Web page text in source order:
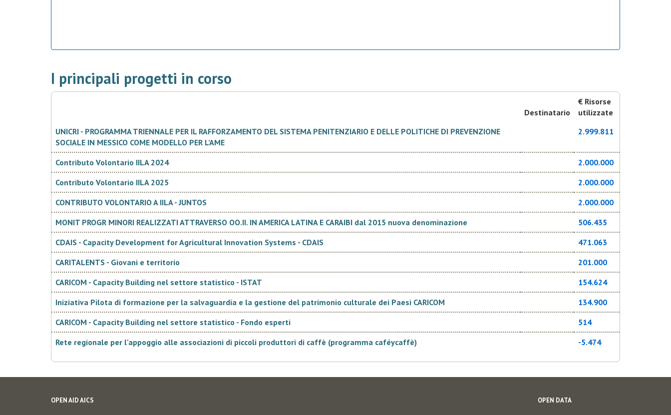
I principali progetti in corso
Destinatario
€ Risorse
utilizzate
UNICRI - PROGRAMMA TRIENNALE PER IL RAFFORZAMENTO DEL SISTEMA PENITENZIARIO E DELLE POLITICHE DI PREVENZIONE
SOCIALE IN MESSICO COME MODELLO PER L’AME
2.999.811
Contributo Volontario IILA 2024
2.000.000
Contributo Volontario IILA 2025
2.000.000
CONTRIBUTO VOLONTARIO A IILA - JUNTOS
2.000.000
MONIT PROGR MINORI REALIZZATI ATTRAVERSO OO.II. IN AMERICA LATINA E CARAIBI dal 2015 nuova denominazione
506.435
CDAIS - Capacity Development for Agricultural Innovation Systems - CDAIS
471.063
CARITALENTS - Giovani e territorio
201.000
CARICOM - Capacity Building nel settore statistico - ISTAT
154.624
Iniziativa Pilota di formazione per la salvaguardia e la gestione del patrimonio culturale dei Paesi CARICOM
134.900
CARICOM - Capacity Building nel settore statistico - Fondo esperti
514
Rete regionale per l'appoggio alle associazioni di piccoli produttori di caffè (programma caféycaffè)
-5.474
OPEN AID AICS OPEN DATA